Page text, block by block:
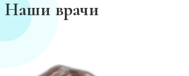
Наши врачи